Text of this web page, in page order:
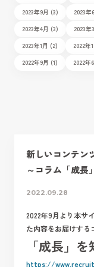
2023年9月 (3)
2023年
2023年4月 (3)
2023年
2023年1月 (2)
2022年
2022年9月 (1)
2022年
新しいコンテ
～コラム「成長
2022.09.28
2022年9月より本サ
た内容をお届けす
「成長」を
https://